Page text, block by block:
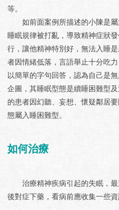
等。
如前面案例所描述的小陳是屬
睡眠規律被打亂，導致精神症狀
行，讓他精神特別好，無法入睡
者因情緒低落，言語舉止十分吃
以簡單的字句回答，認為自己是
企圖，其睡眠型態是續睡困難型
的患者因幻聽、妄想、懷疑鄰居
態屬入睡困難型。
如何治療
治療精神疾病引起的失眠，最
後對症下藥，看病前應收集一些